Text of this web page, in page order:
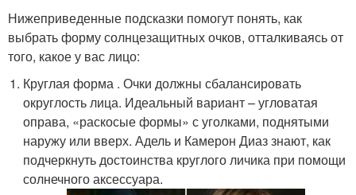
Нижеприведенные подсказки помогут понять, как
выбрать форму солнцезащитных очков, отталкиваясь от
того, какое у вас лицо:
Круглая форма . Очки должны сбалансировать
округлость лица. Идеальный вариант – угловатая
оправа, «раскосые формы» с уголками, поднятыми
наружу или вверх. Адель и Камерон Диаз знают, как
подчеркнуть достоинства круглого личика при помощи
солнечного аксессуара.